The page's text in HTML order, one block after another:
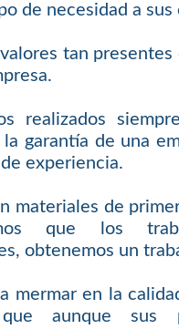
de necesidad a sus
tan
realizados
garantía de una
experiencia.
materiales de
que los
obtenemos un
mermar en la
aunque sus